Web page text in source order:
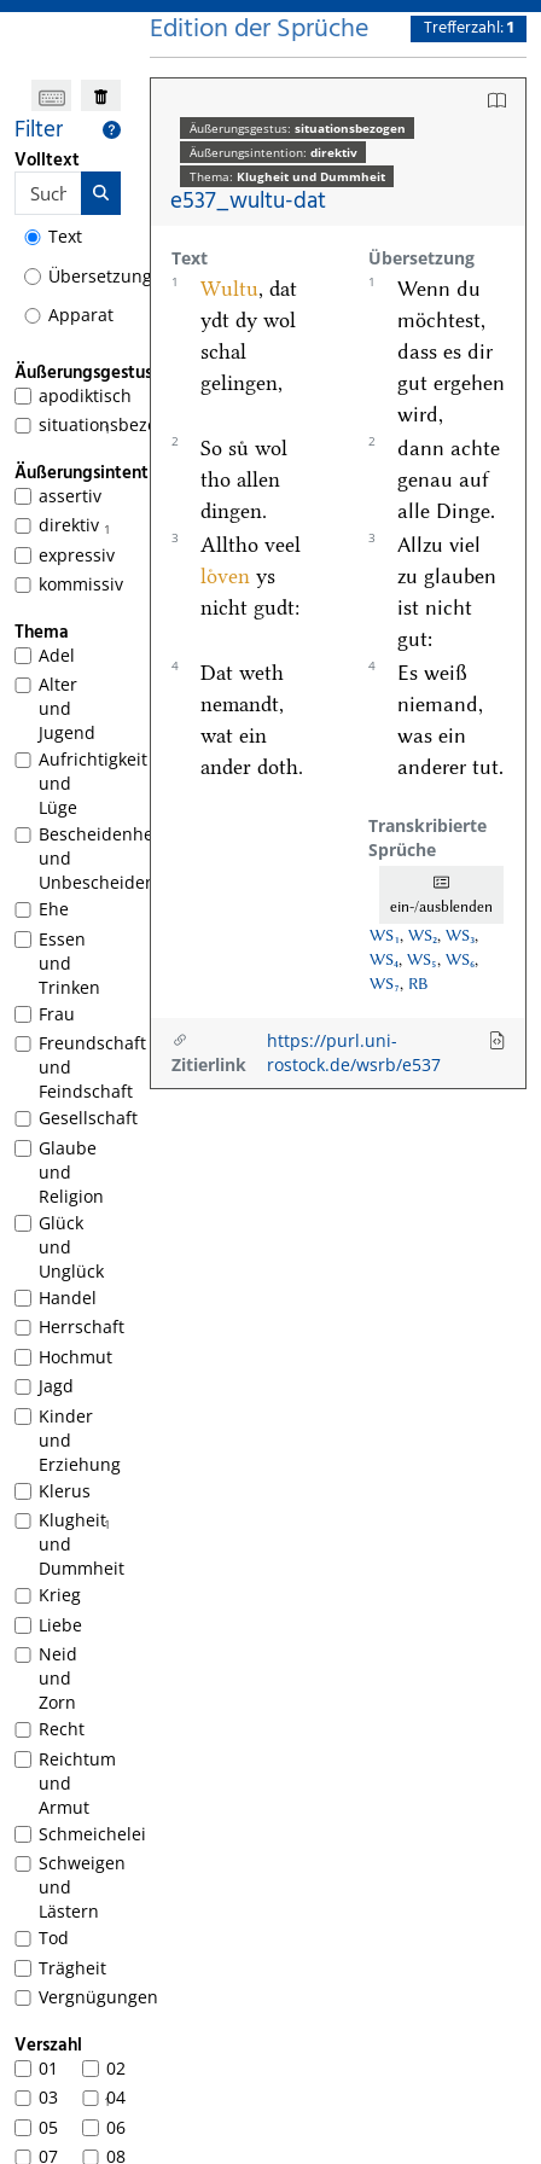
Filter
Volltext
Text
Übersetzung
Apparat
Äußerungsgestus
apodiktisch
1
situationsbezogen
Äußerungsintention
assertiv
1
direktiv
expressiv
kommissiv
Thema
Adel
Alter
und
Jugend
Aufrichtigkeit
und
Lüge
Bescheidenheit
und
Unbescheidenheit
Ehe
Essen
und
Trinken
Frau
Freundschaft
und
Feindschaft
Gesellschaft
Glaube
und
Religion
Glück
und
Unglück
Handel
Herrschaft
Hochmut
Jagd
Kinder
und
Erziehung
Klerus
1
Klugheit
und
Dummheit
Krieg
Liebe
Neid
und
Zorn
Recht
Reichtum
und
Armut
Schmeichelei
Schweigen
und
Lästern
Tod
Trägheit
Vergnügungen
Verszahl
01
02
03
104
05
06
07
08
Edition der Sprüche Trefferzahl:1
Äußerungsgestus: situationsbezogen
Äußerungsintention: direktiv
Thema: Klugheit und Dummheit
e537_wultu-dat
Text Übersetzung
1 Wultu, dat
ydt dy wol
schal
gelingen,
1
Wenn du
möchtest,
dass es dir
gut ergehen
wird,
2
So suͤ wol
tho allen
dingen.
2
dann achte
genau auf
alle Dinge.
3
Alltho veel
loͤven ys
nicht gudt:
3
Allzu viel
zu glauben
ist nicht
gut:
4
Dat weth
nemandt,
wat ein
ander doth.
4
Es weiß
niemand,
was ein
anderer tut.
Transkribierte
Sprüche
ein-/ausblenden
WS₁, WS₂, WS₃,
WS₄, WS₅, WS₆,
WS₇, RB
Zitierlink
https://purl.uni-
rostock.de/wsrb/e537